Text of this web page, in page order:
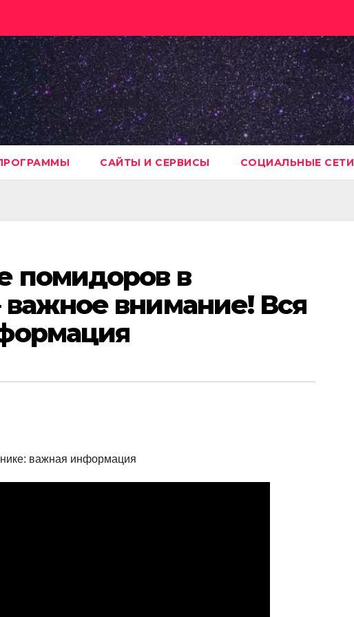
САЙТЫ И СЕРВИСЫ СОЦИАЛЬНЫЕ СЕТИ
помидоров в
внимание! Вся